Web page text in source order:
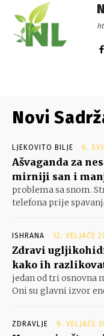
Novi
LJEKOVITO BILJE 6.
Ašvaganda za
mirniji san i
problema sa snom.
telefona prije
ISHRANA 12. VELJAČE
Zdravi
kako ih
jedan od tri osnovna
Oni su glavni izvor
ZDRAVLJE 9. VELJAČE